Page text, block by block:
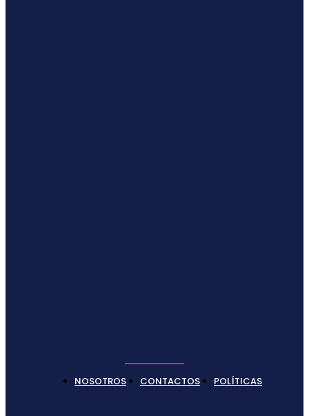
NOSOTROS CONTACTOS POLÍTICAS